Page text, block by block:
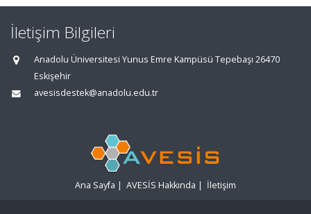
İletişim Bilgileri
Anadolu Üniversitesi Yunus Emre Kampüsü Tepebaşı 26470
Eskişehir
avesisdestek@anadolu.edu.tr
Ana Sayfa | AVESİS Hakkında | İletişim